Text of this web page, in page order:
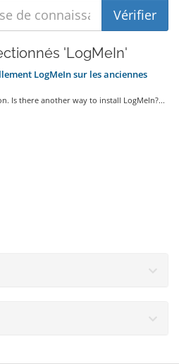
'LogMeIn'
LogMeIn sur les anciennes
Is there another way to install LogMeIn?...